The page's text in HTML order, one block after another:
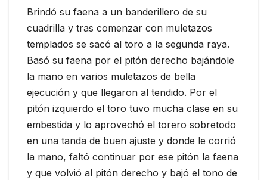
Brindó su faena a un banderillero de su
cuadrilla y tras comenzar con muletazos
templados se sacó al toro a la segunda raya.
Basó su faena por el pitón derecho bajándole
la mano en varios muletazos de bella
ejecución y que llegaron al tendido. Por el
pitón izquierdo el toro tuvo mucha clase en su
embestida y lo aprovechó el torero sobretodo
en una tanda de buen ajuste y donde le corrió
la mano, faltó continuar por ese pitón la faena
y que volvió al pitón derecho y bajó el tono de